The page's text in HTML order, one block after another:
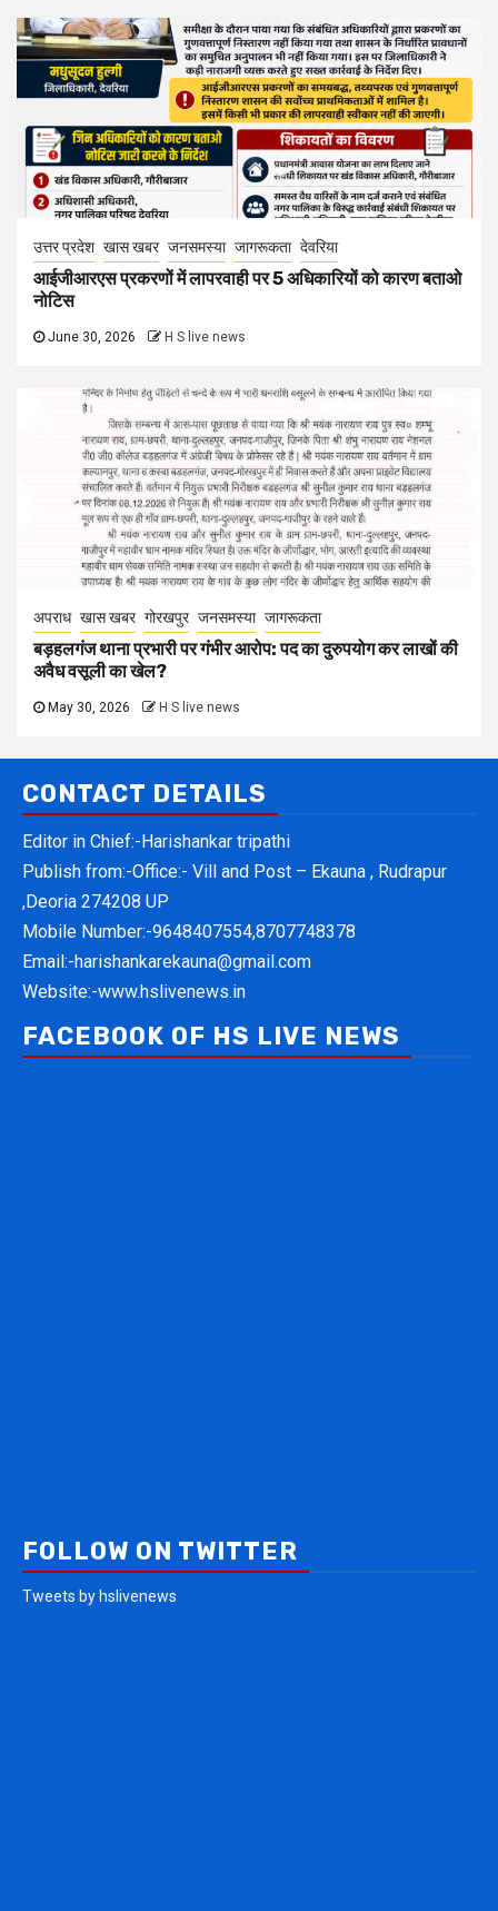
उत्तर प्रदेश खास खबर जनसमस्या जागरूकता देवरिया
आईजीआरएस प्रकरणों में लापरवाही पर 5 अधिकारियों को कारण बताओ
नोटिस
June 30, 2026 H S live news
अपराध खास खबर गोरखपुर जनसमस्या जागरूकता
बड़हलगंज थाना प्रभारी पर गंभीर आरोप: पद का दुरुपयोग कर लाखों की
अवैध वसूली का खेल?
May 30, 2026 H S live news
CONTACT DETAILS
Editor in Chief:-Harishankar tripathi
Publish from:-Office:- Vill and Post – Ekauna , Rudrapur
,Deoria 274208 UP
Mobile Number:-9648407554,8707748378
Email:-harishankarekauna@gmail.com
Website:-www.hslivenews.in
FACEBOOK OF HS LIVE NEWS
FOLLOW ON TWITTER
Tweets by hslivenews